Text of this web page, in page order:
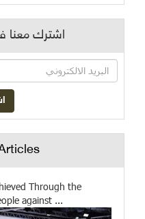
اشترك معنا
Through the
against ...